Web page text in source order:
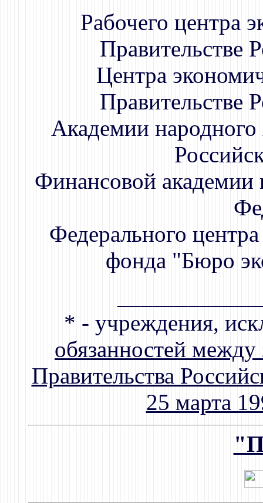
Рабочего центра
Правительстве
Центра
Правительстве
Академии народного
Финансовой академии
Федерального
фонда "Бюро
* - учреждения,
обязанностей между
Правительства
25 марта